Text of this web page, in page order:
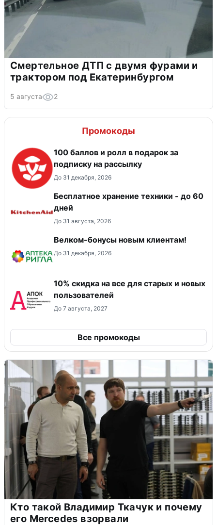
Смертельное ДТП с двумя фурами и
трактором под Екатеринбургом
5 августа 2
Промокоды
100 баллов и ролл в подарок за
подписку на рассылку
До 31 декабря, 2026
Бесплатное хранение техники - до 60
дней
До 31 августа, 2026
Велком-бонусы новым клиентам!
До 31 декабря, 2026
10% скидка на все для старых и новых
пользователей
До 7 августа, 2027
Все промокоды
Кто такой Владимир Ткачук и почему
его Mercedes взорвали